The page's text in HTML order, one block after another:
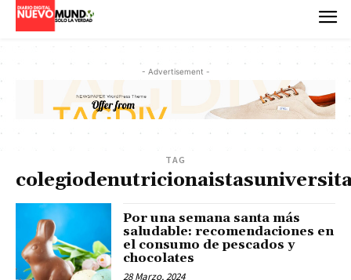
- Advertisement -
TAG
Por una semana santa más
saludable: recomendaciones en
el consumo de pescados y
chocolates
28 Marzo, 2024